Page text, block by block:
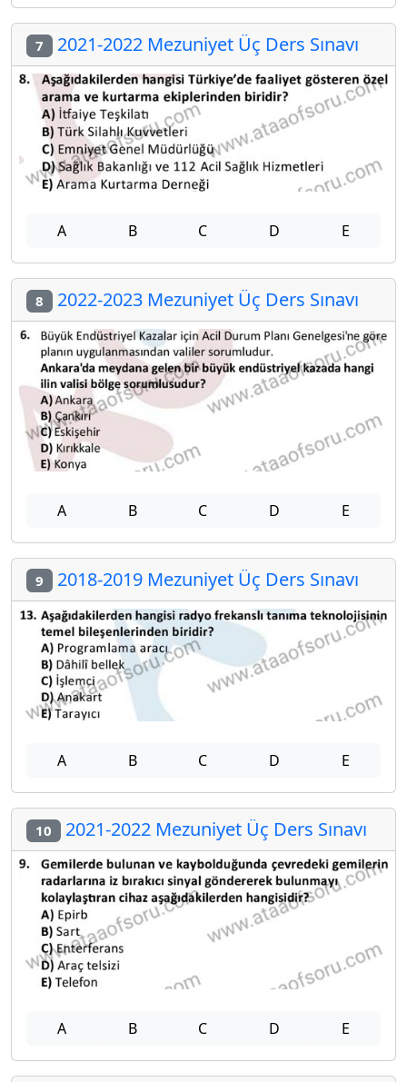
7 2021-2022 Mezuniyet Üç Ders Sınavı
A B C D E
8 2022-2023 Mezuniyet Üç Ders Sınavı
A B C D E
9 2018-2019 Mezuniyet Üç Ders Sınavı
A B C D E
10 2021-2022 Mezuniyet Üç Ders Sınavı
A B C D E